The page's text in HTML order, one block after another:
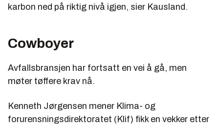
karbon ned på riktig nivå igjen, sier Kausland.
Cowboyer
Avfallsbransjen har fortsatt en vei å gå, men
møter tøffere krav nå.
Kenneth Jørgensen mener Klima- og
forurensningsdirektoratet (Klif) fikk en vekker etter